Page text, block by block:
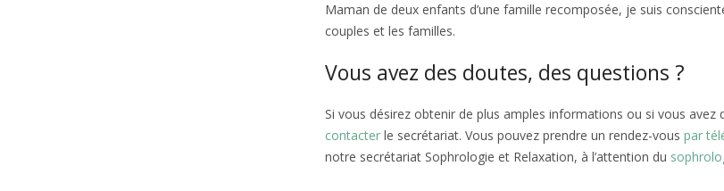
Maman de deux enfants d’une famille recomposée, je suis
couples et les familles.
Vous avez des doutes, des questions ?
Si vous désirez obtenir de plus amples informations ou si vous avez
contacter le secrétariat. Vous pouvez prendre un rendez-vous par
notre secrétariat Sophrologie et Relaxation, à l’attention du